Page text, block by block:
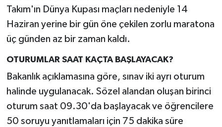
Takım'ın Dünya Kupası maçları nedeniyle 14
Haziran yerine bir gün öne çekilen zorlu maratona
üç günden az bir zaman kaldı.
OTURUMLAR SAAT KAÇTA BAŞLAYACAK?
Bakanlık açıklamasına göre, sınav iki ayrı oturum
halinde uygulanacak. Sözel alandan oluşan birinci
oturum saat 09.30'da başlayacak ve öğrencilere
50 soruyu yanıtlamaları için 75 dakika süre